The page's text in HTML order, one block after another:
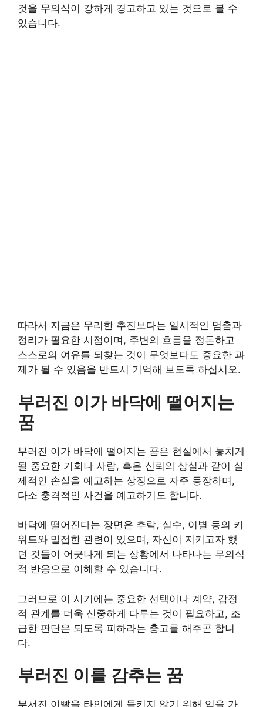
것을 무의식이 강하게 경고하고 있는 것으로 볼 수
있습니다.
따라서 지금은 무리한 추진보다는 일시적인 멈춤과
정리가 필요한 시점이며, 주변의 흐름을 정돈하고
스스로의 여유를 되찾는 것이 무엇보다도 중요한 과
제가 될 수 있음을 반드시 기억해 보도록 하십시오.
부러진 이가 바닥에 떨어지는
꿈
부러진 이가 바닥에 떨어지는 꿈은 현실에서 놓치게
될 중요한 기회나 사람, 혹은 신뢰의 상실과 같이 실
제적인 손실을 예고하는 상징으로 자주 등장하며,
다소 충격적인 사건을 예고하기도 합니다.
바닥에 떨어진다는 장면은 추락, 실수, 이별 등의 키
워드와 밀접한 관련이 있으며, 자신이 지키고자 했
던 것들이 어긋나게 되는 상황에서 나타나는 무의식
적 반응으로 이해할 수 있습니다.
그러므로 이 시기에는 중요한 선택이나 계약, 감정
적 관계를 더욱 신중하게 다루는 것이 필요하고, 조
급한 판단은 되도록 피하라는 충고를 해주곤 합니
다.
부러진 이를 감추는 꿈
부서진 이빨을 타인에게 들키지 않기 위해 입을 가